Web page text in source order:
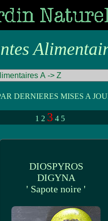
DERNIERES MISES A
1 2 3 4 5
DIOSPYROS
DIGYNA
' Sapote noire '